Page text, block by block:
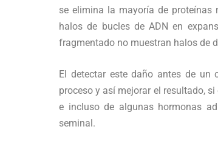
se elimina la mayoría de proteínas
halos de bucles de ADN en
fragmentado no muestran halos de
El detectar este daño antes de un
proceso y así mejorar el resultado,
e incluso de algunas hormonas
seminal.